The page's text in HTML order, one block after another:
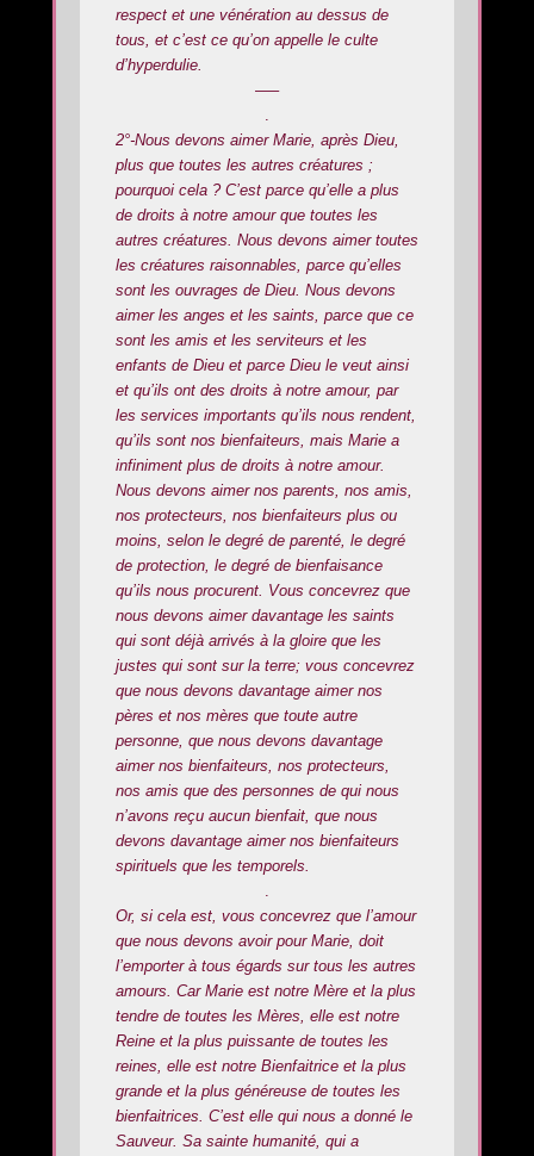
respect et une vénération au dessus de
tous, et c’est ce qu’on appelle le culte
d’hyperdulie.
—–
.
2°-Nous devons aimer Marie, après Dieu,
plus que toutes les autres créatures ;
pourquoi cela ? C’est parce qu’elle a plus
de droits à notre amour que toutes les
autres créatures. Nous devons aimer toutes
les créatures raisonnables, parce qu’elles
sont les ouvrages de Dieu. Nous devons
aimer les anges et les saints, parce que ce
sont les amis et les serviteurs et les
enfants de Dieu et parce Dieu le veut ainsi
et qu’ils ont des droits à notre amour, par
les services importants qu’ils nous rendent,
qu’ils sont nos bienfaiteurs, mais Marie a
infiniment plus de droits à notre amour.
Nous devons aimer nos parents, nos amis,
nos protecteurs, nos bienfaiteurs plus ou
moins, selon le degré de parenté, le degré
de protection, le degré de bienfaisance
qu’ils nous procurent. Vous concevrez que
nous devons aimer davantage les saints
qui sont déjà arrivés à la gloire que les
justes qui sont sur la terre; vous concevrez
que nous devons davantage aimer nos
pères et nos mères que toute autre
personne, que nous devons davantage
aimer nos bienfaiteurs, nos protecteurs,
nos amis que des personnes de qui nous
n’avons reçu aucun bienfait, que nous
devons davantage aimer nos bienfaiteurs
spirituels que les temporels.
.
Or, si cela est, vous concevrez que l’amour
que nous devons avoir pour Marie, doit
l’emporter à tous égards sur tous les autres
amours. Car Marie est notre Mère et la plus
tendre de toutes les Mères, elle est notre
Reine et la plus puissante de toutes les
reines, elle est notre Bienfaitrice et la plus
grande et la plus généreuse de toutes les
bienfaitrices. C’est elle qui nous a donné le
Sauveur. Sa sainte humanité, qui a